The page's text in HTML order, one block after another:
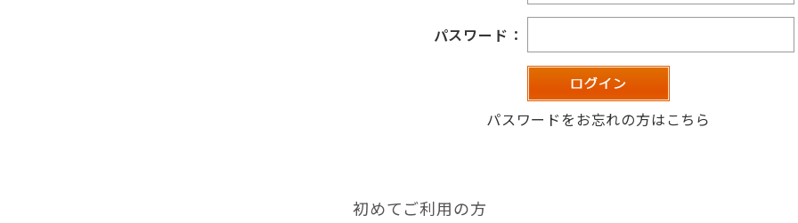
パスワード：
パスワードをお忘れの方はこちら
初めてご利用の方